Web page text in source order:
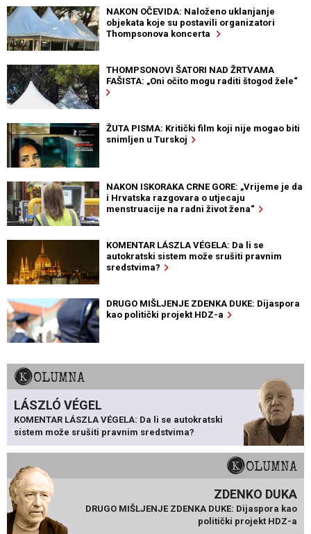
NAKON OČEVIDA: Naloženo uklanjanje
objekata koje su postavili organizatori
Thompsonova koncerta
THOMPSONOVI ŠATORI NAD ŽRTVAMA
FAŠISTA: „Oni očito mogu raditi štogod žele“
ŽUTA PISMA: Kritički film koji nije mogao biti
snimljen u Turskoj
NAKON ISKORAKA CRNE GORE: „Vrijeme je da
i Hrvatska razgovara o utjecaju
menstruacije na radni život žena“
KOMENTAR LÁSZLA VÉGELA: Da li se
autokratski sistem može srušiti pravnim
sredstvima?
DRUGO MIŠLJENJE ZDENKA DUKE: Dijaspora
kao politički projekt HDZ-a
KOLUMNA
LÁSZLÓ VÉGEL
KOMENTAR LÁSZLA VÉGELA: Da li se autokratski
sistem može srušiti pravnim sredstvima?
KOLUMNA
ZDENKO DUKA
DRUGO MIŠLJENJE ZDENKA DUKE: Dijaspora kao
politički projekt HDZ-a